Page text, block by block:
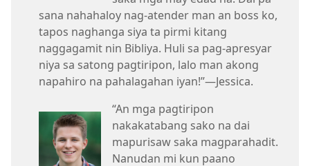
sana nahahaloy nag-atender man an boss ko,
tapos naghanga siya ta pirmi kitang
naggagamit nin Bibliya. Huli sa pag-apresyar
niya sa satong pagtiripon, lalo man akong
napahiro na pahalagahan iyan!”—Jessica.
“An mga pagtiripon
nakakatabang sako na dai
mapurisaw saka magparahadit.
Nanudan mi kun paano